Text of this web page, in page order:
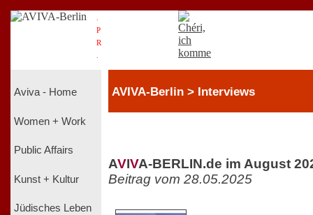
P
R
Aviva - Home
Women + Work
Public Affairs
Kunst + Kultur
Jüdisches Leben
AVIVA-Berlin > Interviews
AVIVA-BERLIN.de im August
Beitrag vom 28.05.2025